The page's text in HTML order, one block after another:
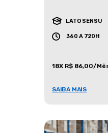
LATO SENSU
360 A 720H
18X R$ 86,00/
SAIBA MAIS